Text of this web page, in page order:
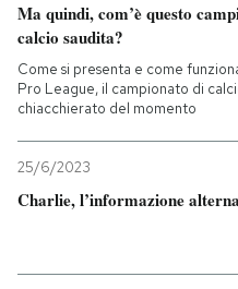
Ma quindi, com’è questo
calcio saudita?
Come si presenta e come
Pro League, il campionato di
chiacchierato del momento
25/6/2023
Charlie, l’informazione